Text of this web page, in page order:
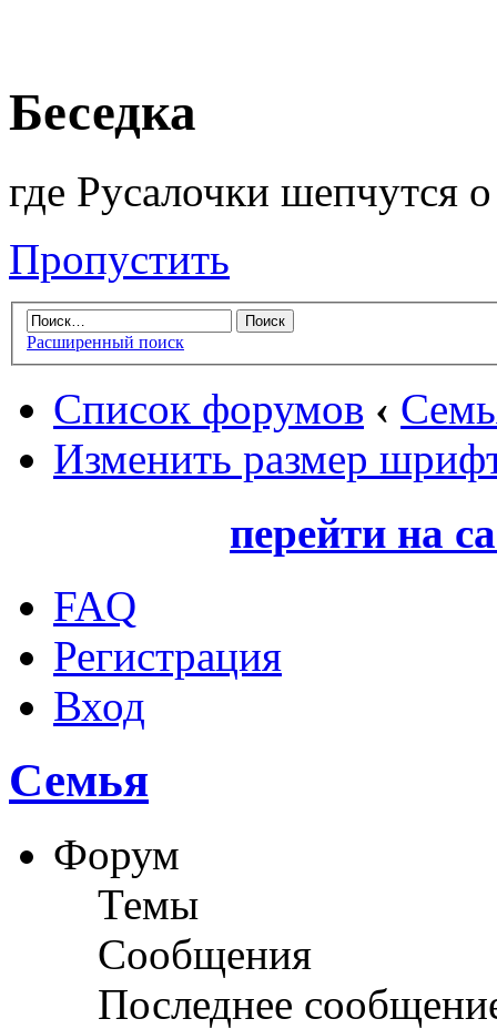
Беседка
где Русалочки шепчутся
Пропустить
Расширенный поиск
Список форумов ‹
Изменить размер
перейти на
FAQ
Регистрация
Вход
Семья
Форум
Темы
Сообщения
Последнее